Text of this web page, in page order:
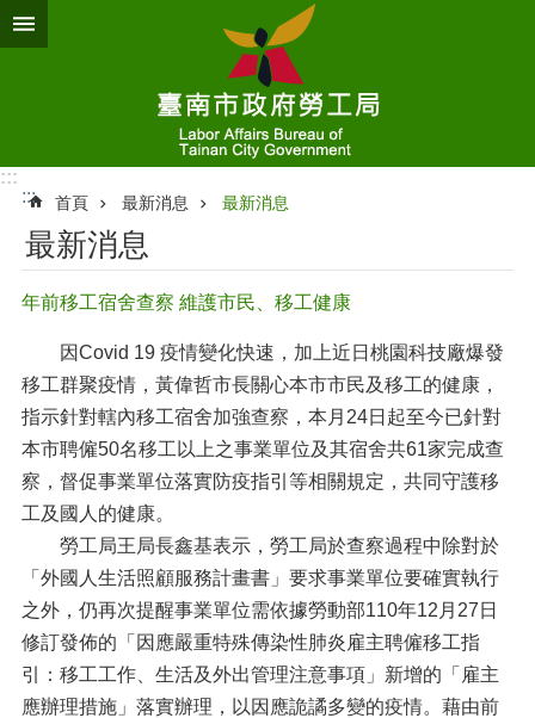
跳到主要內容區塊
:::
:::
首頁 最新消息 最新消息
最新消息
年前移工宿舍查察 維護市民、移工健康
因Covid 19 疫情變化快速，加上近日桃園科技廠爆發
移工群聚疫情，黃偉哲市長關心本市市民及移工的健康，
指示針對轄內移工宿舍加強查察，本月24日起至今已針對
本市聘僱50名移工以上之事業單位及其宿舍共61家完成查
察，督促事業單位落實防疫指引等相關規定，共同守護移
工及國人的健康。
勞工局王局長鑫基表示，勞工局於查察過程中除對於
「外國人生活照顧服務計畫書」要求事業單位要確實執行
之外，仍再次提醒事業單位需依據勞動部110年12月27日
修訂發佈的「因應嚴重特殊傳染性肺炎雇主聘僱移工指
引：移工工作、生活及外出管理注意事項」新增的「雇主
應辦理措施」落實辦理，以因應詭譎多變的疫情。藉由前